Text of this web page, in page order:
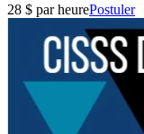
28 $ par heurePostuler